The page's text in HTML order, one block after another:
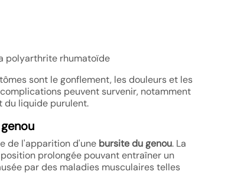
polyarthrite rhumatoïde
sont le gonflement, les douleurs et les
peuvent survenir, notamment
du liquide purulent.
de l'apparition d'une bursite du genou. La
prolongée pouvant entraîner un
par des maladies musculaires telles